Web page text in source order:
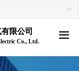
限公司
Co., Ltd.
끀
ꀅ